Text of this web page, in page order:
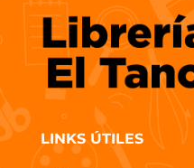
LINKS ÚTILES